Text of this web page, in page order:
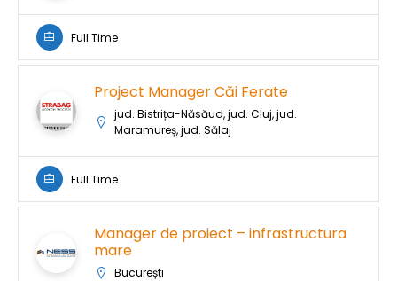
Full Time
Project Manager Căi Ferate
jud. Bistrița-Năsăud, jud. Cluj, jud.
Maramureș, jud. Sălaj
Full Time
Manager de proiect – infrastructura
mare
București